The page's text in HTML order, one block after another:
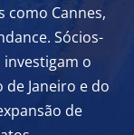
como Cannes,
Sócios-
o
Janeiro e do
de